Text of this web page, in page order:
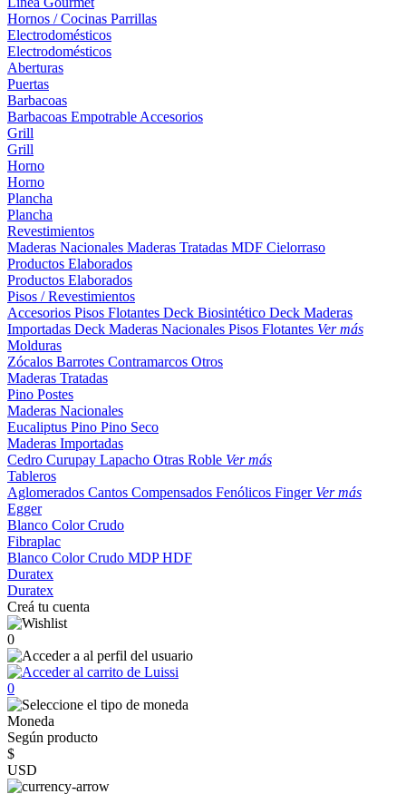
Hornos / Cocinas Parrillas
Electrodomésticos
Electrodomésticos
Aberturas
Puertas
Barbacoas
Barbacoas Empotrable Accesorios
Grill
Grill
Horno
Horno
Plancha
Plancha
Revestimientos
Maderas Nacionales Maderas Tratadas MDF Cielorraso
Productos Elaborados
Productos Elaborados
Pisos / Revestimientos
Accesorios Pisos Flotantes Deck Biosintético Deck Maderas
Importadas Deck Maderas Nacionales Pisos Flotantes Ver más
Molduras
Zócalos Barrotes Contramarcos Otros
Maderas Tratadas
Pino Postes
Maderas Nacionales
Eucaliptus Pino Pino Seco
Maderas Importadas
Cedro Curupay Lapacho Otras Roble Ver más
Tableros
Aglomerados Cantos Compensados Fenólicos Finger Ver más
Egger
Blanco ColorCrudo
Fibraplac
Blanco ColorCrudo MDPHDF
Duratex
Duratex
Creá tu cuenta
0
0
Moneda
Según producto
$
USD